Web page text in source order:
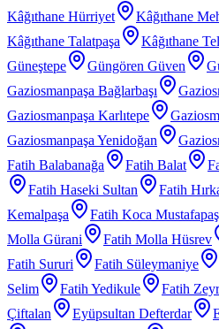
Kâğıthane Hürriyet
Kâğıthane
Kâğıthane Talatpaşa
Kâğıthane
Güneştepe
Güngören Güven
Gaziosmanpaşa Bağlarbaşı
Gaziosmanpaşa Karlıtepe
Gaziosmanpaşa Yenidoğan
Fatih Balabanağa
Fatih Balat
Fatih Haseki Sultan
Fatih
Kemalpaşa
Fatih Koca
Molla Gürani
Fatih Molla Hüsrev
Fatih Sururi
Fatih Süleymaniye
Selim
Fatih Yedikule Fatih
Çiftalan
Eyüpsultan Defterdar